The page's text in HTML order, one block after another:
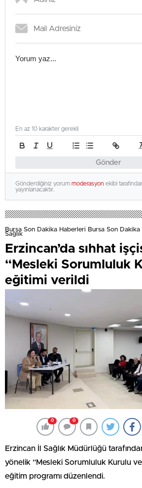
Gönder
En az 10 karakter gerekli
Gönderdiğiniz yorum moderasyon ekibi
yayınlanacaktır.
Bursa Son Dakika Haberleri Bursa Son Dakika
Sağlık
Erzincan’da sıhhat
“Mesleki Sorumluluk
eğitimi verildi
0 0
Erzincan İl Sağlık Müdürlüğü
yönelik “Mesleki Sorumluluk Kurulu
eğitim programı düzenlendi.